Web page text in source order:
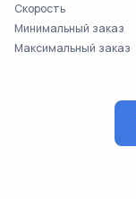
Скорость
Минимальный заказ
Максимальный заказ